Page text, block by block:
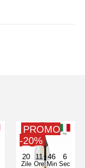
20
Zile
11
Ore
46
Min
5
Sec
PROMO
-20%